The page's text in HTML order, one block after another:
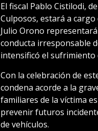
El fiscal Pablo Cistilodi,
Culposos, estará a
Julio Orono
conducta irresponsable
intensificó el sufrimiento
Con la celebración de
condena acorde a la
familiares de la víctima
prevenir futuros
de vehículos.